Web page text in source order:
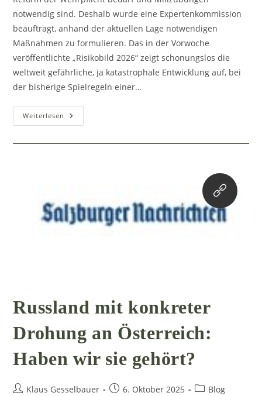
notwendig sind. Deshalb wurde eine Expertenkommission
beauftragt, anhand der aktuellen Lage notwendigen
Maßnahmen zu formulieren. Das in der Vorwoche
veröffentlichte „Risikobild 2026“ zeigt schonungslos die
weltweit gefährliche, ja katastrophale Entwicklung auf, bei
der bisherige Spielregeln einer…
Weiterlesen Österreichs
Neutralität
Russland mit konkreter
Drohung an Österreich:
Haben wir sie gehört?
Beitrags-
Klaus Gesselbauer
Beitrag6. Oktober 2025
Beitrags-
Blog